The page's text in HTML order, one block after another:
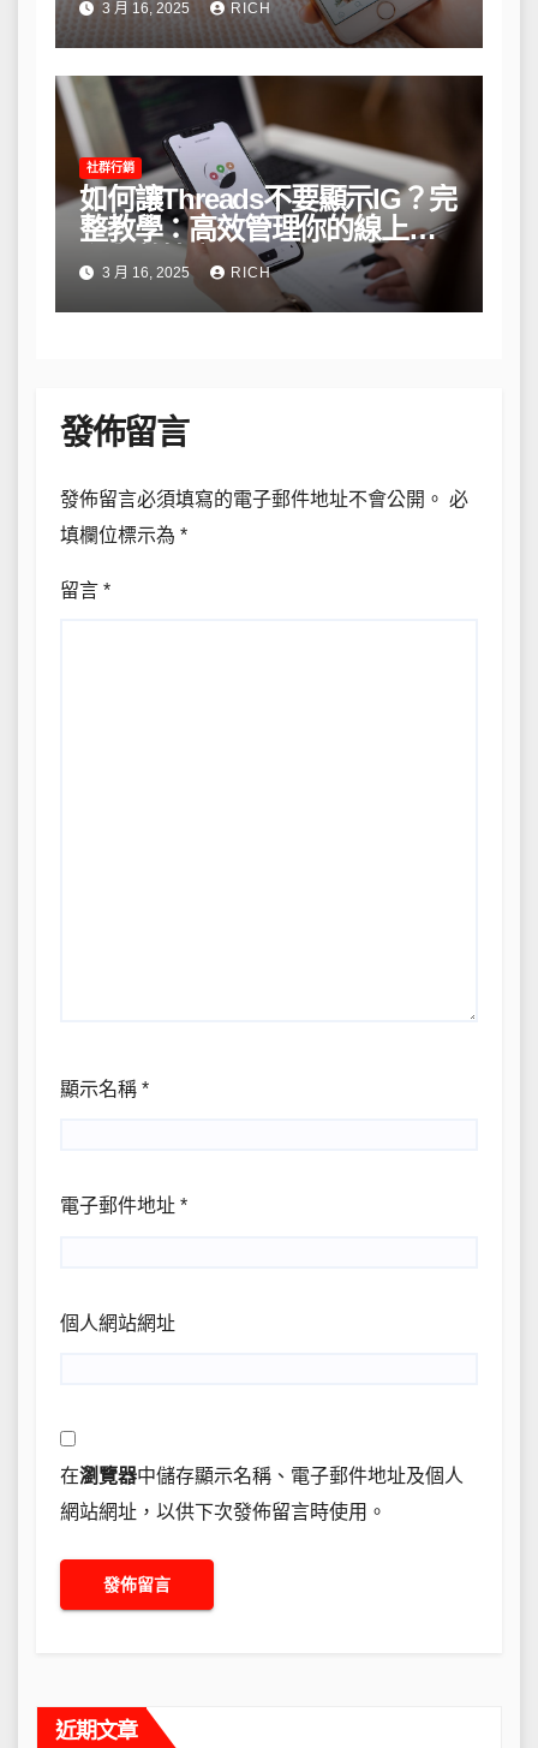
3 月 16, 2025 RICH
社群行銷
如何讓Threads不要顯示IG？完
整教學：高效管理你的線上隱
私與數據安全
3 月 16, 2025 RICH
發佈留言
發佈留言必須填寫的電子郵件地址不會公開。 必
填欄位標示為 *
留言 *
顯示名稱 *
電子郵件地址 *
個人網站網址
在瀏覽器中儲存顯示名稱、電子郵件地址及個人
網站網址，以供下次發佈留言時使用。
近期文章